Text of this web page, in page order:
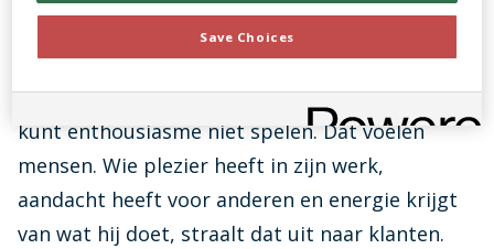
Volgens Feike ontstaat klantbeleving niet door
een slim proces of een mooie strategie, maar
begint het dichterbij: op jouw werkvloer. “Je
kunt enthousiasme niet spelen. Dat voelen
mensen. Wie plezier heeft in zijn werk,
aandacht heeft voor anderen en energie krijgt
van wat hij doet, straalt dat uit naar klanten.
Save Choices